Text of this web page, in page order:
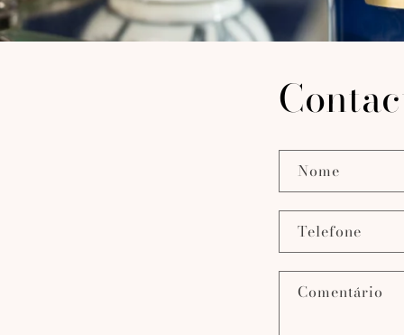
Nome
Telefone
Comentário